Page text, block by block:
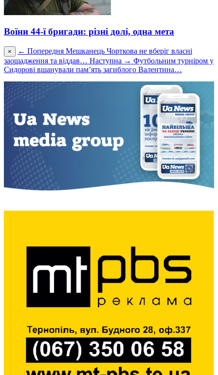
Воїни 44-ї бригади: різні долі, одна мета
× ← Попередня Мешканець Чорткова не вберіг власні
заощадження та віддав… Наступна → Футбольним турніром у
Сидорові вшанували пам’ять загиблого Валентина…